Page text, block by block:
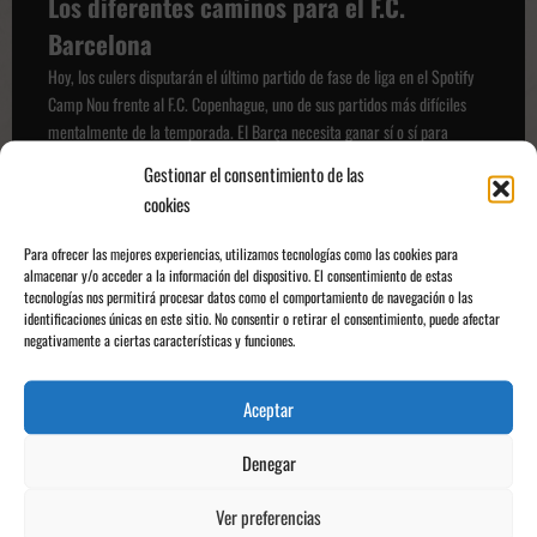
Gestionar el consentimiento de las
cookies
Para ofrecer las mejores experiencias, utilizamos tecnologías como las cookies para
almacenar y/o acceder a la información del dispositivo. El consentimiento de estas
tecnologías nos permitirá procesar datos como el comportamiento de navegación o las
identificaciones únicas en este sitio. No consentir o retirar el consentimiento, puede afectar
negativamente a ciertas características y funciones.
Aceptar
Denegar
Ver preferencias
Barcelona
Hoy, los culers disputarán el último partido de fase de liga en el Spotify
Camp Nou frente al F.C. Copenhague, uno de sus partidos más difíciles
mentalmente de la temporada. El Barça necesita ganar sí o sí para